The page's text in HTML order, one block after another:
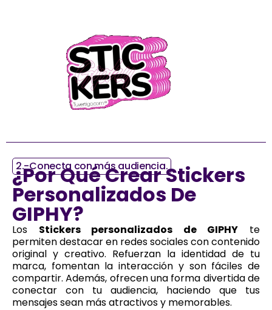
2.-Conecta con más audiencia.
¿Por Qué Crear Stickers
Personalizados De
GIPHY?
Los Stickers personalizados de GIPHY te
permiten destacar en redes sociales con contenido
original y creativo. Refuerzan la identidad de tu
marca, fomentan la interacción y son fáciles de
compartir. Además, ofrecen una forma divertida de
conectar con tu audiencia, haciendo que tus
mensajes sean más atractivos y memorables.